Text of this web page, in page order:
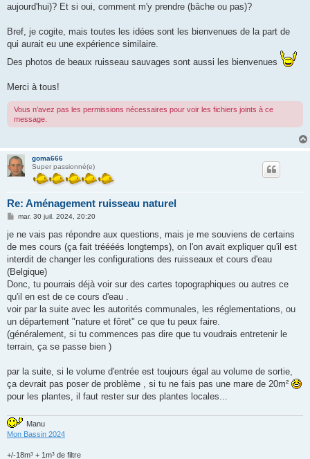
aujourd'hui)? Et si oui, comment m'y prendre (bâche ou pas)?
Bref, je cogite, mais toutes les idées sont les bienvenues de la part de
qui aurait eu une expérience similaire.
Des photos de beaux ruisseau sauvages sont aussi les bienvenues
Merci à tous!
Vous n’avez pas les permissions nécessaires pour voir les fichiers joints à ce
message.
goma666
Super passionné(e)
Re: Aménagement ruisseau naturel
M
s
a
g
mar. 30 juil. 2024, 20:20
je ne vais pas répondre aux questions, mais je me souviens de certains
de mes cours (ça fait tréééés longtemps), on l'on avait expliquer qu'il est
interdit de changer les configurations des ruisseaux et cours d'eau
(Belgique)
Donc, tu pourrais déjà voir sur des cartes topographiques ou autres ce
qu'il en est de ce cours d'eau .
voir par la suite avec les autorités communales, les réglementations, ou
un département "nature et fôret" ce que tu peux faire.
(généralement, si tu commences pas dire que tu voudrais entretenir le
terrain, ça se passe bien )
par la suite, si le volume d'entrée est toujours égal au volume de sortie,
ça devrait pas poser de problème , si tu ne fais pas une mare de 20m²
pour les plantes, il faut rester sur des plantes locales...
Manu
Mon Bassin 2024
+/-18m³ + 1m³ de filtre